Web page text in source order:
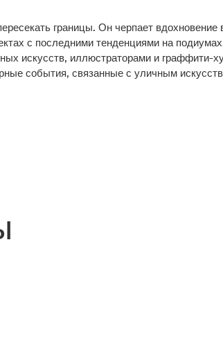
границы. Он черпает вдохновение
с последними тенденциями на
искусств, иллюстраторами и граффити-
события, связанные с уличным